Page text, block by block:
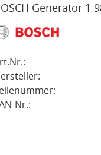
Generator 1
Nr.: